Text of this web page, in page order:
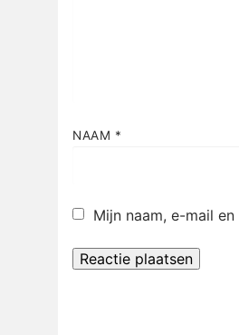
NAAM *
Mijn naam, e-mail